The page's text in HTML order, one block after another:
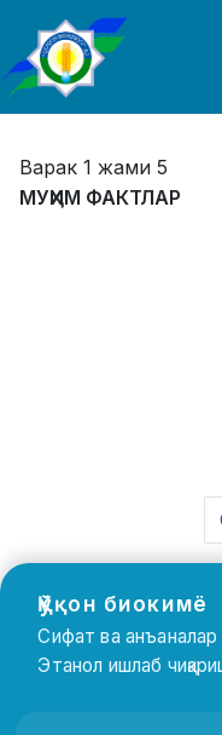
Варак 1 жами 5
МУҲИМ ФАКТЛАР
Қўқон биокимё
Сифат ва
Этанол ишлаб